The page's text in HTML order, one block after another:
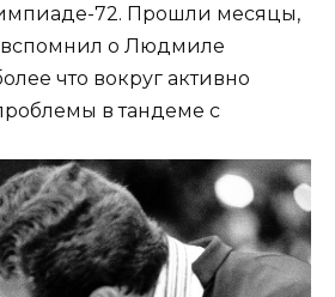
72. Прошли месяцы,
вспомнил о Людмиле
что вокруг активно
в тандеме с